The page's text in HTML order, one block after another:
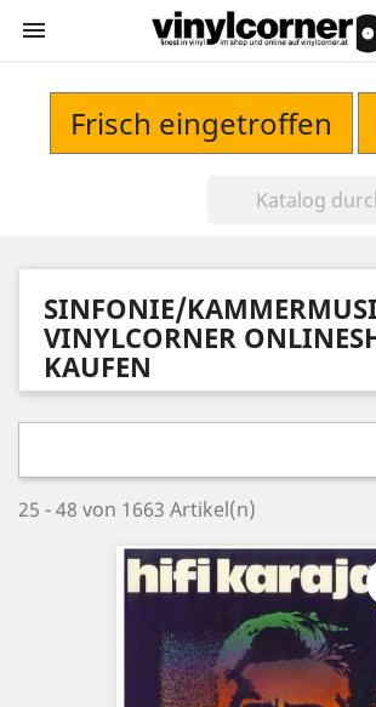

Frisch eingetroffen
SINFONIE/
VINYLCORNER
KAUFEN
25 - 48 von 1663 Artikel(n)